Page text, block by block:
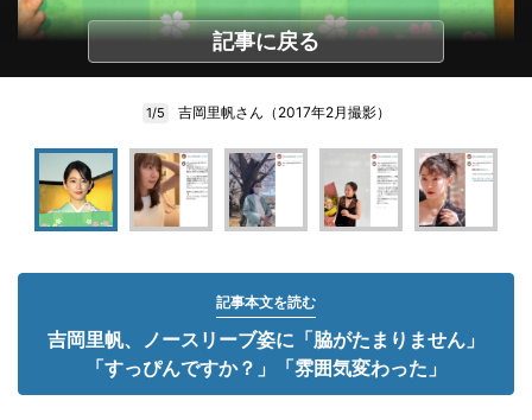
記事に戻る
1/5 吉岡里帆さん（2017年2月撮影）
記事本文を読む
吉岡里帆、ノースリーブ姿に「脇がたまりません」
「すっぴんですか？」「雰囲気変わった」